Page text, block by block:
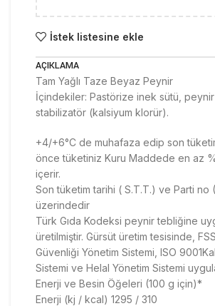
İstek listesine ekle
AÇIKLAMA
Tam Yağlı Taze Beyaz Peynir
İçindekiler: Pastörize inek sütü, peynir
stabilizatör (kalsiyum klorür).
+4/+6°C de muhafaza edip son
önce tüketiniz Kuru Maddede en az
içerir.
Son tüketim tarihi ( S.T.T.) ve Parti no
üzerindedir
Türk Gıda Kodeksi peynir tebliğine
üretilmiştir. Gürsüt üretim tesisinde,
Güvenliği Yönetim Sistemi, ISO
Sistemi ve Helal Yönetim Sistemi
Enerji ve Besin Öğeleri (100 g için)*
Enerji (kj / kcal) 1295 / 310